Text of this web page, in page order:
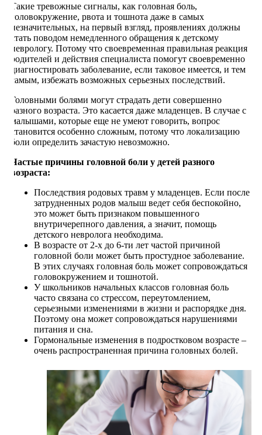
Такие тревожные сигналы, как головная боль,
головокружение, рвота и тошнота даже в самых
незначительных, на первый взгляд, проявлениях должны
стать поводом немедленного обращения к детскому
неврологу. Потому что своевременная правильная реакция
родителей и действия специалиста помогут своевременно
диагностировать заболевание, если таковое имеется, и тем
самым, избежать возможных серьезных последствий.
Головными болями могут страдать дети совершенно
разного возраста. Это касается даже младенцев. В случае с
малышами, которые еще не умеют говорить, вопрос
становится особенно сложным, потому что локализацию
боли определить зачастую невозможно.
Частые причины головной боли у детей разного
возраста:
Последствия родовых травм у младенцев. Если после
затрудненных родов малыш ведет себя беспокойно,
это может быть признаком повышенного
внутричерепного давления, а значит, помощь
детского невролога необходима.
В возрасте от 2-х до 6-ти лет частой причиной
головной боли может быть простудное заболевание.
В этих случаях головная боль может сопровождаться
головокружением и тошнотой.
У школьников начальных классов головная боль
часто связана со стрессом, переутомлением,
серьезными изменениями в жизни и распорядке дня.
Поэтому она может сопровождаться нарушениями
питания и сна.
Гормональные изменения в подростковом возрасте –
очень распространенная причина головных болей.